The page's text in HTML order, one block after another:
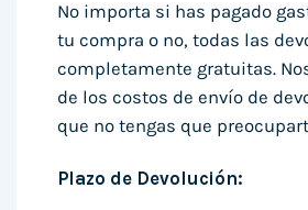
No importa si has pagado
tu compra o no, todas las
completamente gratuitas.
de los costos de envío de
que no tengas que
Plazo de Devolución: